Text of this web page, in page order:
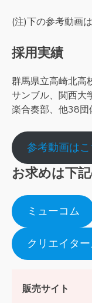
(注)下の参考動画
採用実績
群馬県立高崎北高
サンブル、関西大
楽合奏部、他38団
参考動画はこ
お求めは下
ミューコム
クリエイタ
販売サイト